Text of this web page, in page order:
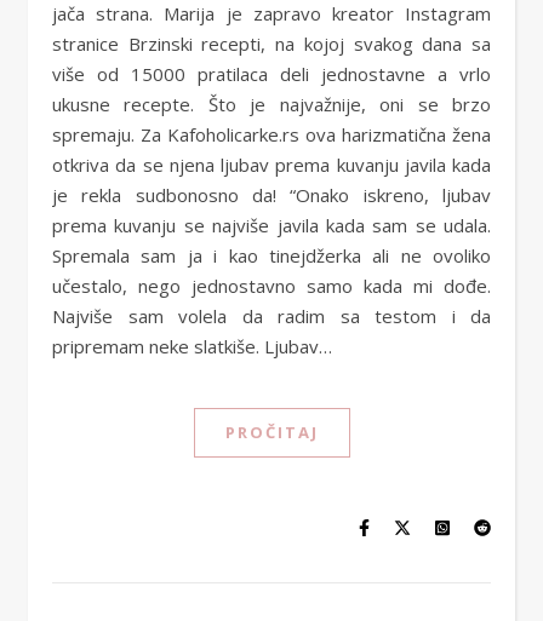
jača strana. Marija je zapravo kreator Instagram
stranice Brzinski recepti, na kojoj svakog dana sa
više od 15000 pratilaca deli jednostavne a vrlo
ukusne recepte. Što je najvažnije, oni se brzo
spremaju. Za Kafoholicarke.rs ova harizmatična žena
otkriva da se njena ljubav prema kuvanju javila kada
je rekla sudbonosno da! “Onako iskreno, ljubav
prema kuvanju se najviše javila kada sam se udala.
Spremala sam ja i kao tinejdžerka ali ne ovoliko
učestalo, nego jednostavno samo kada mi dođe.
Najviše sam volela da radim sa testom i da
pripremam neke slatkiše. Ljubav…
PROČITAJ